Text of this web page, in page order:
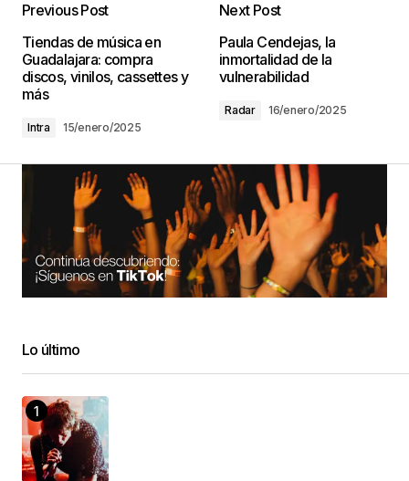
Previous Post
Tiendas de música en
Guadalajara: compra
discos, vinilos, cassettes y
más
Intra 15/enero/2025
Next Post
Paula Cendejas, la
inmortalidad de la
vulnerabilidad
Radar 16/enero/2025
Lo último